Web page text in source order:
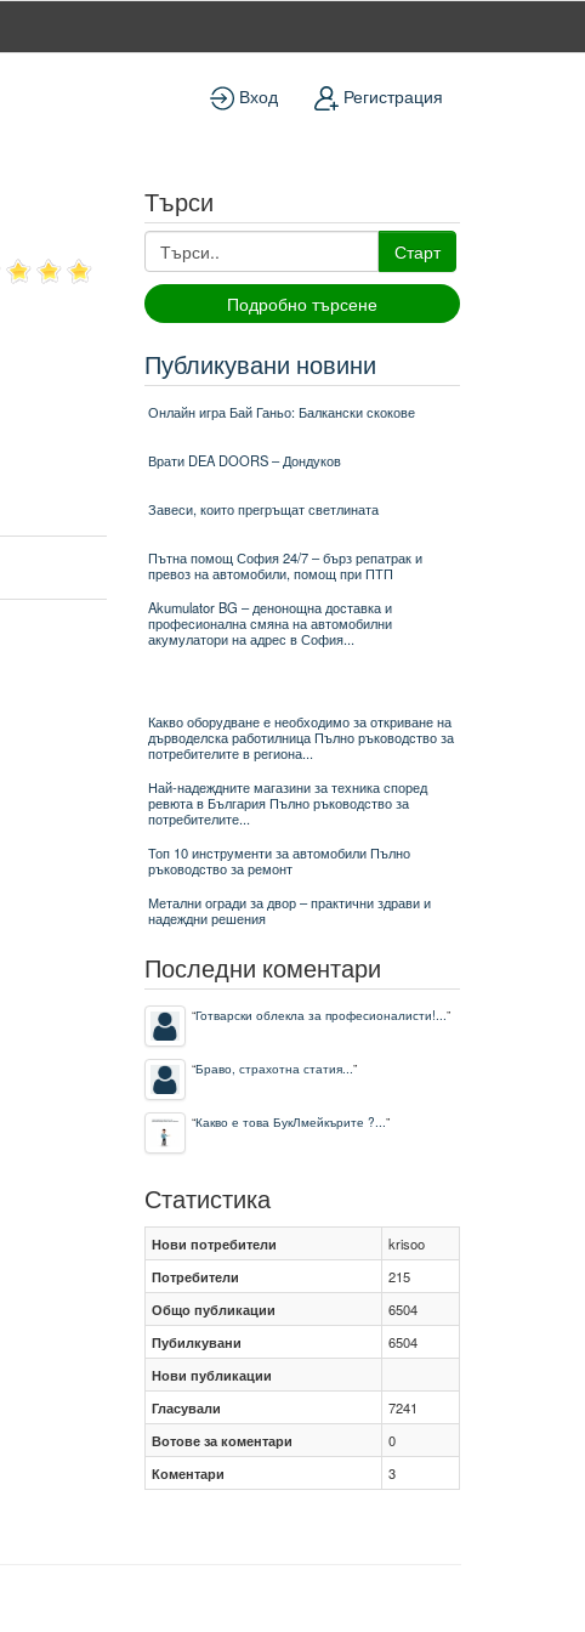
Регистрация
Вход
Търси
Старт
Подробно търсене
Публикувани новини
Онлайн игра Бай Ганьо: Балкански скокове
Врати DEA DOORS – Дондуков
Завеси, които прегръщат светлината
Пътна помощ София 24/7 – бърз репатрак и
превоз на автомобили, помощ при ПТП
Akumulator BG – денонощна доставка и
професионална смяна на автомобилни
акумулатори на адрес в София...
Какво оборудване е необходимо за откриване на
дърводелска работилница Пълно ръководство за
потребителите в региона...
Най-надеждните магазини за техника според
ревюта в България Пълно ръководство за
потребителите...
Топ 10 инструменти за автомобили Пълно
ръководство за ремонт
Метални огради за двор – практични здрави и
надеждни решения
Последни коментари
“Готварски облекла за професионалисти!...”
“Браво, страхотна статия...”
“Какво е това БукЛмейкърите ?...”
Статистика
Нови потребители
krisoo
Потребители
215
Общо публикации
6504
Пубилкувани
6504
Нови публикации
Гласували
7241
Вотове за коментари
0
Коментари
3